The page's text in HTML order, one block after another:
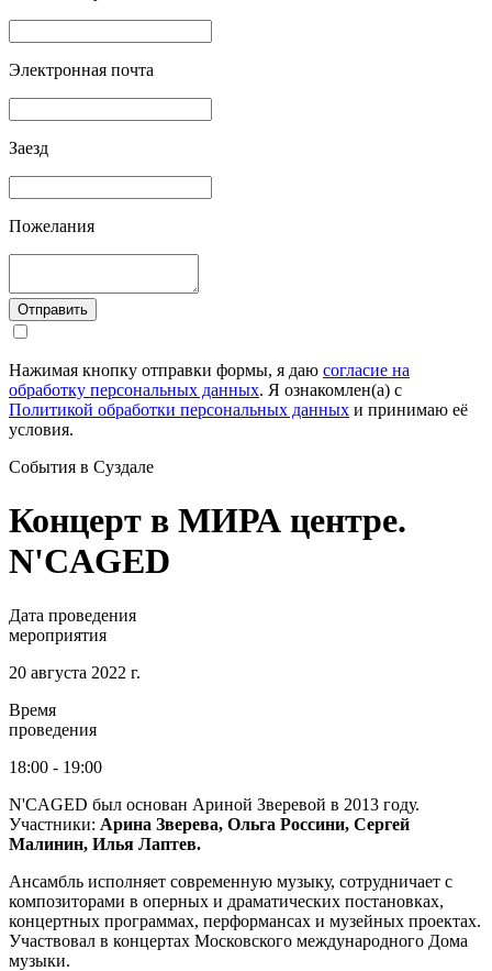
Электронная почта
Заезд
Пожелания
Отправить
Нажимая кнопку отправки формы, я даю согласие на
обработку персональных данных. Я ознакомлен(а) с
Политикой обработки персональных данных и принимаю её
условия.
События в Суздале
Концерт в МИРА центре.
N'CAGED
Дата проведения
мероприятия
20 августа 2022 г.
Время
проведения
18:00 - 19:00
N'CAGED был основан Ариной Зверевой в 2013 году.
Участники: Арина Зверева, Ольга Россини, Сергей
Малинин, Илья Лаптев.
Ансамбль исполняет современную музыку, сотрудничает с
композиторами в оперных и драматических постановках,
концертных программах, перформансах и музейных проектах.
Участвовал в концертах Московского международного Дома
музыки.